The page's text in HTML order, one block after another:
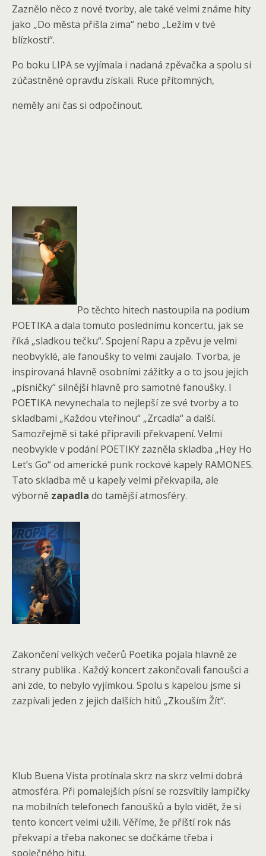
Zaznělo něco z nové tvorby, ale také velmi známe hity
jako „Do města přišla zima“ nebo „Ležím v tvé
blízkosti“.
Po boku LIPA se vyjímala i nadaná zpěvačka a spolu si
zúčastněné opravdu získali. Ruce přítomných,
neměly ani čas si odpočinout.
Po těchto hitech nastoupila na podium
POETIKA a dala tomuto poslednímu koncertu, jak se
říká „sladkou tečku“. Spojení Rapu a zpěvu je velmi
neobvyklé, ale fanoušky to velmi zaujalo. Tvorba, je
inspirovaná hlavně osobními zážitky a o to jsou jejich
„písničky“ silnější hlavně pro samotné fanoušky. I
POETIKA nevynechala to nejlepší ze své tvorby a to
skladbami „Každou vteřinou“ „Zrcadla“ a další.
Samozřejmě si také připravili překvapení. Velmi
neobvykle v podání POETIKY zazněla skladba „Hey Ho
Let’s Go“ od americké punk rockové kapely RAMONES.
Tato skladba mě u kapely velmi překvapila, ale
výborně zapadla do tamější atmosféry.
Zakončení velkých večerů Poetika pojala hlavně ze
strany publika . Každý koncert zakončovali fanoušci a
ani zde, to nebylo vyjímkou. Spolu s kapelou jsme si
zazpívali jeden z jejich dalších hitů „Zkouším Žít“.
Klub Buena Vista protínala skrz na skrz velmi dobrá
atmosféra. Při pomalejších písní se rozsvítily lampičky
na mobilních telefonech fanoušků a bylo vidět, že si
tento koncert velmi užili. Věříme, že příští rok nás
překvapí a třeba nakonec se dočkáme třeba i
společného hitu.